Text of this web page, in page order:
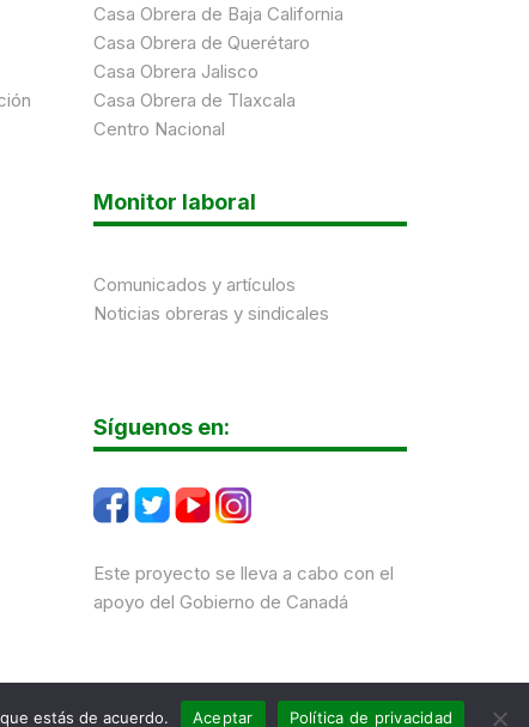
Casa Obrera de Baja California
Casa Obrera de Querétaro
Casa Obrera Jalisco
Casa Obrera de Tlaxcala
Centro Nacional
Monitor laboral
Comunicados y artículos
Noticias obreras y sindicales
Síguenos en:
Este proyecto se lleva a cabo con el
apoyo del Gobierno de Canadá
estás de acuerdo. Aceptar Política de privacidad